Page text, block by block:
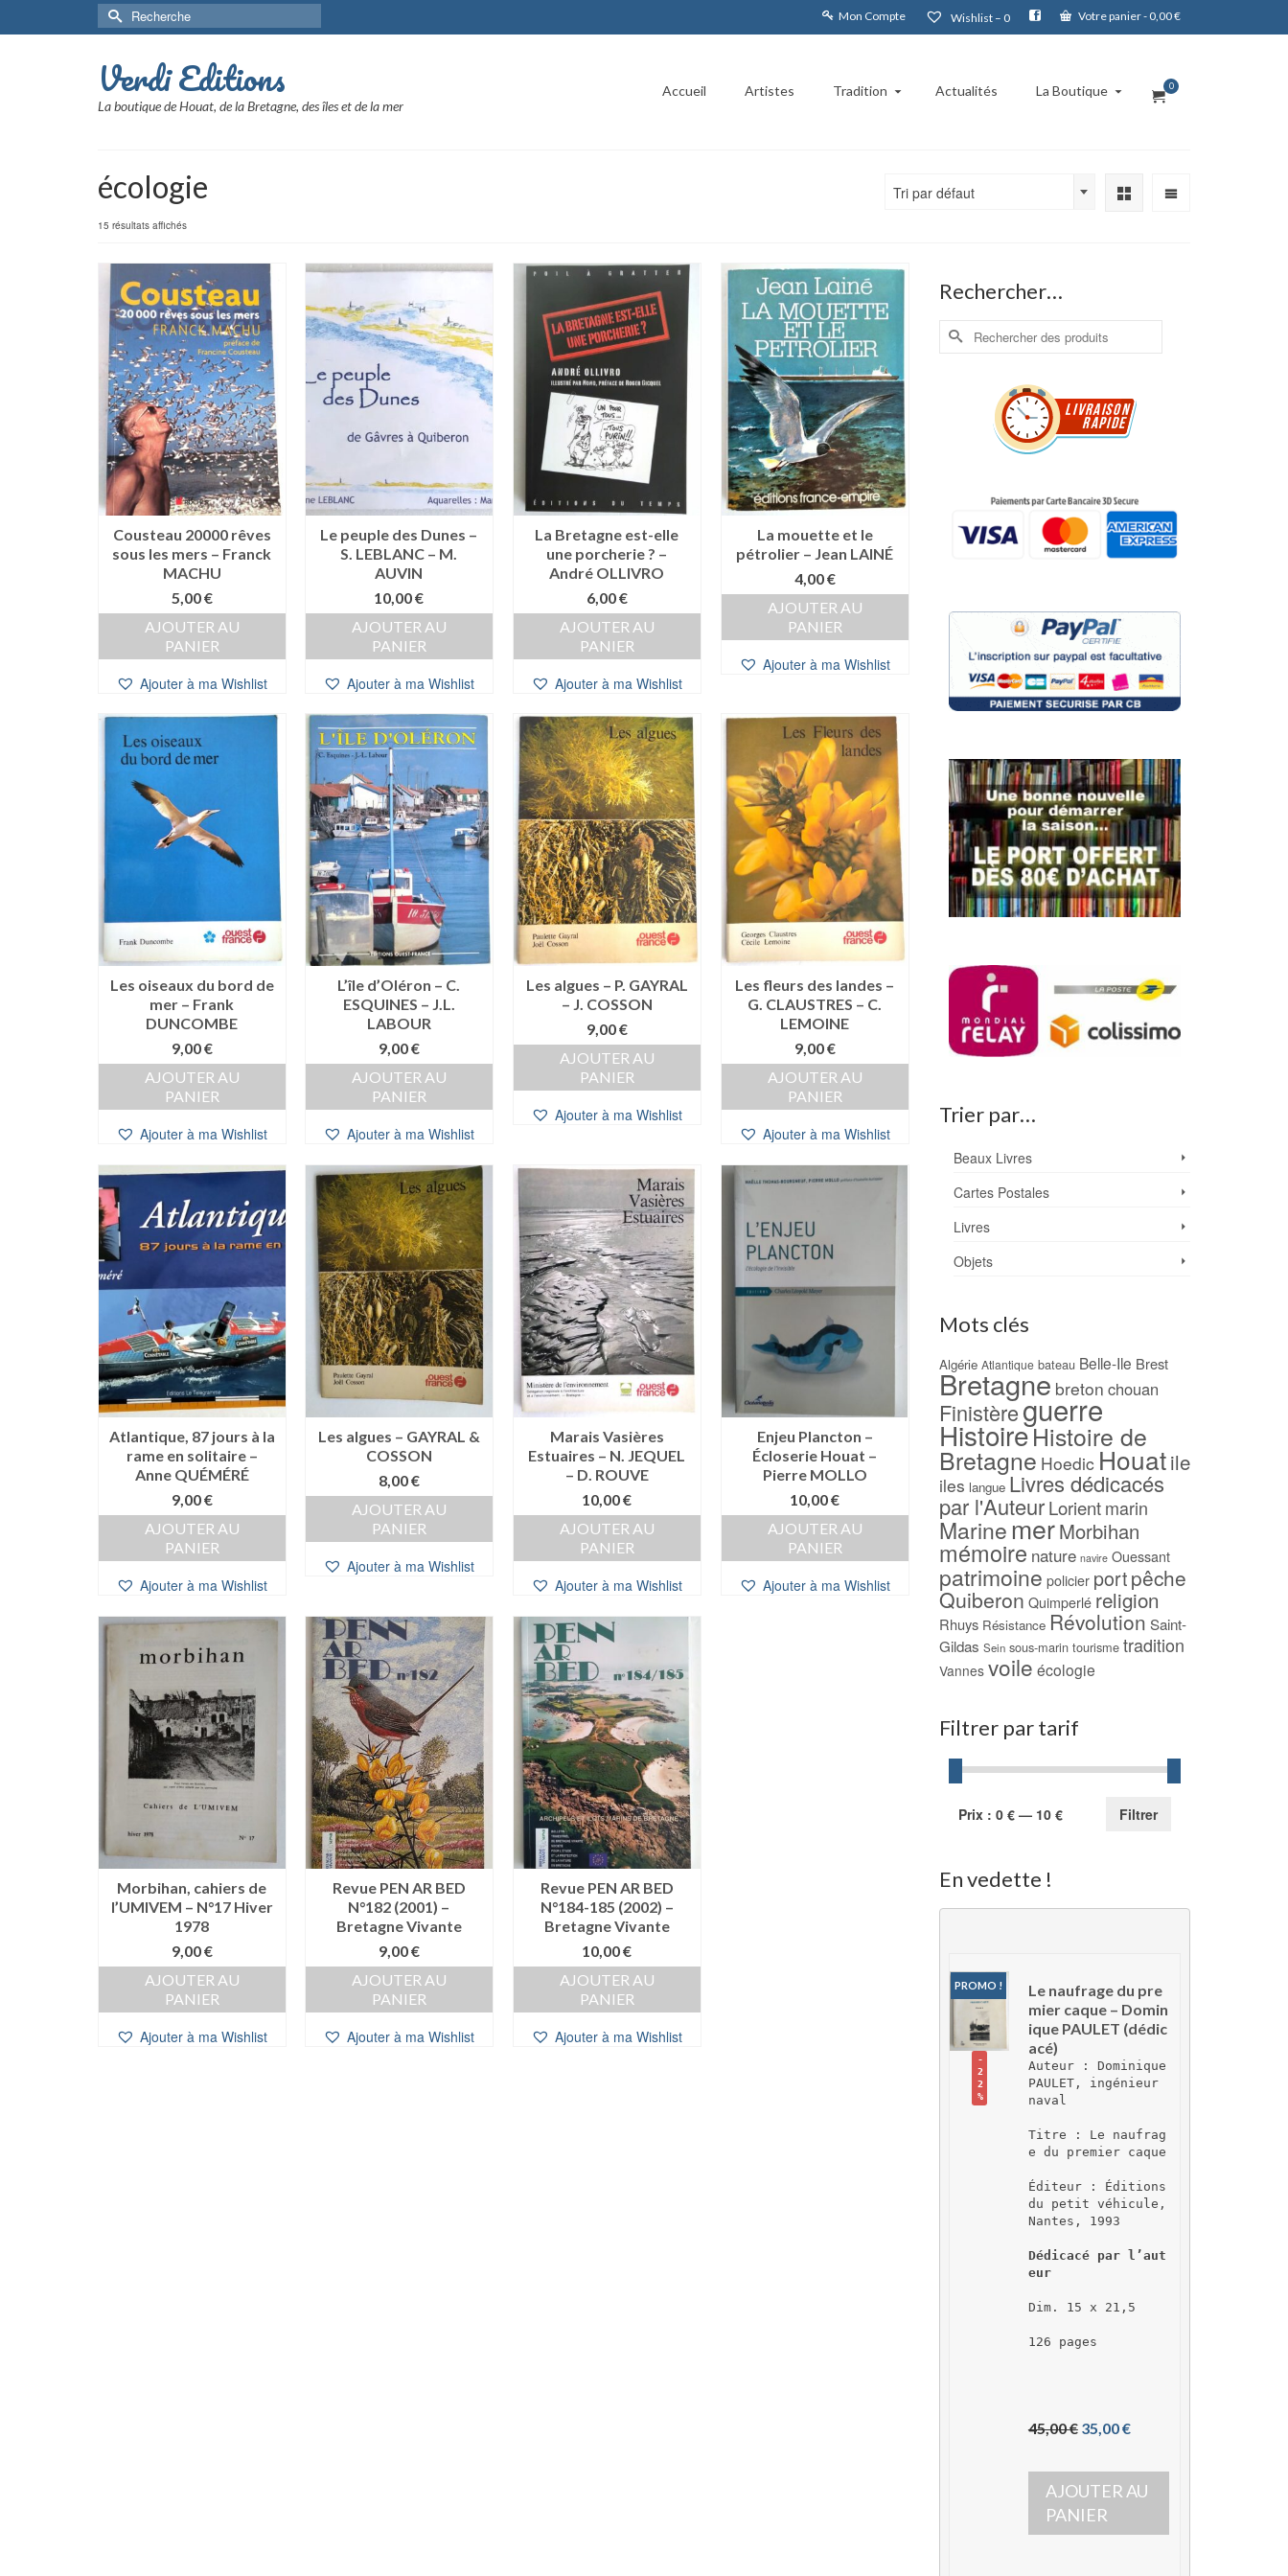
Mon Compte Wishlist – 0 Votre panier- 0,00€
Rechercher :
Verdi Editions
La boutique de Houat, de la Bretagne, des îles et de la mer
Accueil Artistes Tradition Actualités La Boutique 0
écologie
15 résultats affichés
Tri par défaut
Cousteau 20000 rêves
sous les mers – Franck
MACHU
5,00€
AJOUTER AU
PANIER
Ajouter à ma Wishlist
Le peuple des Dunes –
S. LEBLANC – M.
AUVIN
10,00€
AJOUTER AU
PANIER
Ajouter à ma Wishlist
La Bretagne est-elle
une porcherie ? –
André OLLIVRO
6,00€
AJOUTER AU
PANIER
Ajouter à ma Wishlist
La mouette et le
pétrolier – Jean LAINÉ
4,00€
AJOUTER AU
PANIER
Ajouter à ma Wishlist
Les oiseaux du bord de
mer – Frank
DUNCOMBE
9,00€
AJOUTER AU
PANIER
Ajouter à ma Wishlist
L’île d’Oléron – C.
ESQUINES – J.L.
LABOUR
9,00€
AJOUTER AU
PANIER
Ajouter à ma Wishlist
Les algues – P. GAYRAL
– J. COSSON
9,00€
AJOUTER AU
PANIER
Ajouter à ma Wishlist
Les fleurs des landes –
G. CLAUSTRES – C.
LEMOINE
9,00€
AJOUTER AU
PANIER
Ajouter à ma Wishlist
Atlantique, 87 jours à la
rame en solitaire –
Anne QUÉMÉRÉ
9,00€
AJOUTER AU
PANIER
Ajouter à ma Wishlist
Les algues – GAYRAL &
COSSON
8,00€
AJOUTER AU
PANIER
Ajouter à ma Wishlist
Marais Vasières
Estuaires – N. JEQUEL
– D. ROUVE
10,00€
AJOUTER AU
PANIER
Ajouter à ma Wishlist
Enjeu Plancton –
Écloserie Houat –
Pierre MOLLO
10,00€
AJOUTER AU
PANIER
Ajouter à ma Wishlist
Morbihan, cahiers de
l’UMIVEM – N°17 Hiver
1978
9,00€
AJOUTER AU
PANIER
Ajouter à ma Wishlist
Revue PEN AR BED
N°182 (2001) –
Bretagne Vivante
9,00€
AJOUTER AU
PANIER
Ajouter à ma Wishlist
Revue PEN AR BED
N°184-185 (2002) –
Bretagne Vivante
10,00€
AJOUTER AU
PANIER
Ajouter à ma Wishlist
Rechercher…
Rechercher :
Trier par…
Beaux Livres
Cartes Postales
Livres
Objets
Mots clés
Algérie Atlantique bateau Belle-Ile Brest
Bretagne breton chouan
Finistèreguerre
HistoireHistoire de
Bretagne Hoedic Houatile
iles langue Livres dédicacés
par l'Auteur Lorient marin
Marine merMorbihan
mémoire nature navire Ouessant
patrimoine policier portpêche
Quiberon Quimperlé religion
Rhuys Résistance Révolution Saint-
Gildas Sein sous-marin tourisme tradition
Vannes voile écologie
Filtrer par tarif
Prix
Prix
Filtrer
Prix : 0 €— 10 €
En vedette !
PROMO !
-
2
2
%
Le naufrage du pre
mier caque – Domin
ique PAULET (dédic
acé)
Auteur : Dominique
PAULET, ingénieur
naval
Titre : Le naufrag
e du premier caque
Éditeur : Éditions
du petit véhicule,
Nantes, 1993
Dédicacé par l’aut
eur
Dim. 15 x 21,5
126 pages
45,00 € L
p
r
i
x
35,00 €L
p
r
x
AJOUTER AU
PANIER